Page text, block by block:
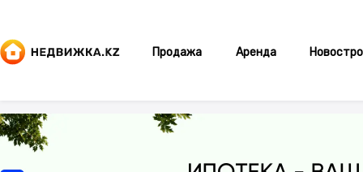
Продажа Аренда